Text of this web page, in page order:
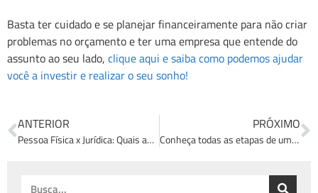
Basta ter cuidado e se planejar financeiramente para não criar
problemas no orçamento e ter uma empresa que entende do
assunto ao seu lado, clique aqui e saiba como podemos ajudar
você a investir e realizar o seu sonho!
ANTERIOR
Pessoa Física x Jurídica: Quais as diferenças ao adquirir um imóvel?
PRÓXIMO
Conheça todas as etapas de um financiamento imobiliário!